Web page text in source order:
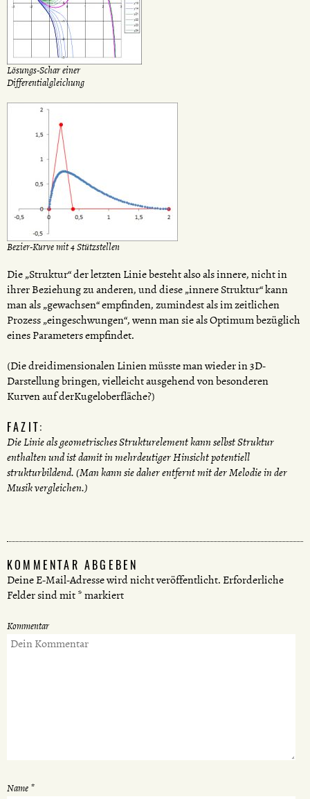
Lösungs-Schar einer
Differentialgleichung
Bezier-Kurve mit 4 Stützstellen
Die „Struktur“ der letzten Linie besteht also als innere, nicht in
ihrer Beziehung zu anderen, und diese „innere Struktur“ kann
man als „gewachsen“ empfinden, zumindest als im zeitlichen
Prozess „eingeschwungen“, wenn man sie als Optimum bezüglich
eines Parameters empfindet.
(Die dreidimensionalen Linien müsste man wieder in 3D-
Darstellung bringen, vielleicht ausgehend von besonderen
Kurven auf derKugeloberfläche?)
FAZIT:
Die Linie als geometrisches Strukturelement kann selbst Struktur
enthalten und ist damit in mehrdeutiger Hinsicht potentiell
strukturbildend. (Man kann sie daher entfernt mit der Melodie in der
Musik vergleichen.)
KOMMENTAR ABGEBEN
Deine E-Mail-Adresse wird nicht veröffentlicht. Erforderliche
Felder sind mit*markiert
Kommentar
Name *